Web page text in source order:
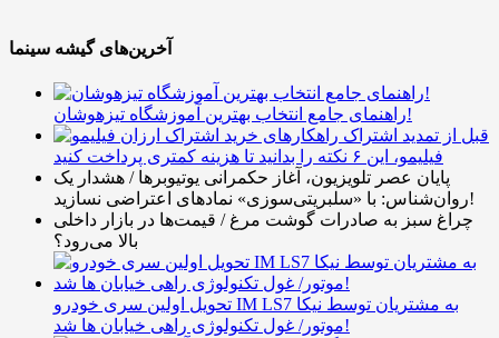
آخرین‌های گیشه سینما
راهنمای جامع انتخاب بهترین آموزشگاه تیزهوشان!
قبل از تمدید اشتراک
فیلیمو، این ۶ نکته را بدانید تا هزینه کمتری پرداخت کنید
پایان عصر تلویزیون، آغاز حکمرانی یوتیوبرها / هشدار یک
روان‌شناس: با «سلبریتی‌سوزی» نمادهای اعتراضی نسازید!
چراغ سبز به صادرات گوشت مرغ / قیمت‌ها در بازار داخلی
بالا می‌رود؟
تحویل اولین سری خودرو IM LS7 به مشتریان توسط نیکا
موتور/ غول تکنولوژی راهی خیابان ها شد!